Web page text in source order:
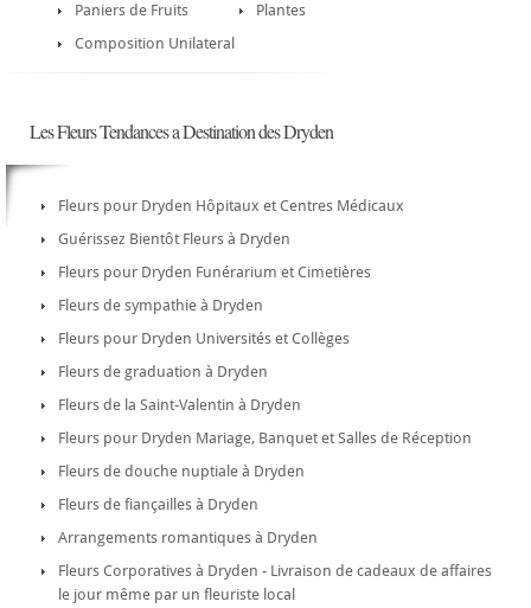
Paniers de Fruits
Plantes
Composition Unilateral
Les Fleurs Tendances a Destination des Dryden
Fleurs pour Dryden Hôpitaux et Centres Médicaux
Guérissez Bientôt Fleurs à Dryden
Fleurs pour Dryden Funérarium et Cimetières
Fleurs de sympathie à Dryden
Fleurs pour Dryden Universités et Collèges
Fleurs de graduation à Dryden
Fleurs de la Saint-Valentin à Dryden
Fleurs pour Dryden Mariage, Banquet et Salles de Réception
Fleurs de douche nuptiale à Dryden
Fleurs de fiançailles à Dryden
Arrangements romantiques à Dryden
Fleurs Corporatives à Dryden - Livraison de cadeaux de affaires
le jour même par un fleuriste local